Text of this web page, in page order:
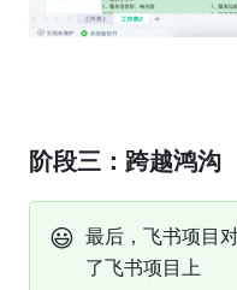
阶段三：跨越鸿沟
😃 最后，飞书项目
了飞书项目上